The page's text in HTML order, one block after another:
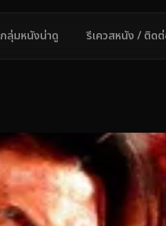
กลุ่มหนังน่าดู รีเควสหนัง / ติด